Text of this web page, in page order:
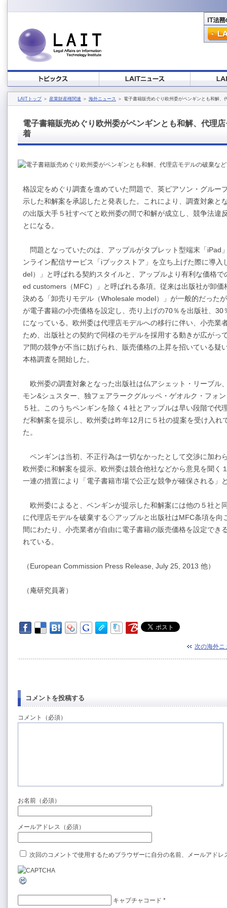
LAITトップ＞ 産業財産権関連 ＞ 海外ニュース ＞ 電子書籍販売めぐり欧州委がペンギンとも和解、
電子書籍販売めぐり欧州委がペンギンとも和解、代理
着
格設定をめぐり調査を進めていた問題で、英ピアソン・グルー
示した和解案を承認したと発表した。これにより、調査対象と
の出版大手５社すべてと欧州委の間で和解が成立し、競争法違
とになる。
問題となっていたのは、アップルがタブレット型端末「iPad
ンライン配信サービス「iブックストア」を立ち上げた際に導
del）」と呼ばれる契約スタイルと、アップルより有利な価格
ed customers（MFC）」と呼ばれる条項。従来は出版社が卸
決める「卸売りモデル（Wholesale model）」が一般的だった
が電子書籍の小売価格を設定し、売り上げの70％を出版社、30
になっている。欧州委は代理店モデルへの移行に伴い、小売業
ため、出版社との契約で同様のモデルを採用する動きが広がっ
ア間の競争が不当に妨げられ、販売価格の上昇を招いている疑
本格調査を開始した。
欧州委の調査対象となった出版社は仏アシェット・リーブル
モン&シュスター、独フェアラークグルッペ・ゲオルク・フォ
５社。このうちペンギンを除く４社とアップルは早い段階で代
だ和解案を提示し、欧州委は昨年12月に５社の提案を受け入れ
た。
ペンギンは当初、不正行為は一切なかったとして交渉に加わ
欧州委に和解案を提示。欧州委は競合他社などから意見を聞く
一連の措置により「電子書籍市場で公正な競争が確保される」
欧州委によると、ペンギンが提示した和解案には他の５社と
に代理店モデルを破棄する◇アップルと出版社はMFC条項を
間にわたり、小売業者が自由に電子書籍の販売価格を設定でき
れている。
（European Commission Press Release, July 25, 2013 他）
（庵研究員著）
次の海外ニ
コメントを投稿する
コメント（必須）
お名前（必須）
メールアドレス（必須）
次回のコメントで使用するためブラウザーに自分の名前、メールアドレ
キャプチャコード *